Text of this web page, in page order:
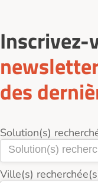
Inscrivez-
des
Solution(s)
Ville(s)